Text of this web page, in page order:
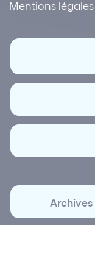
Mentions légales